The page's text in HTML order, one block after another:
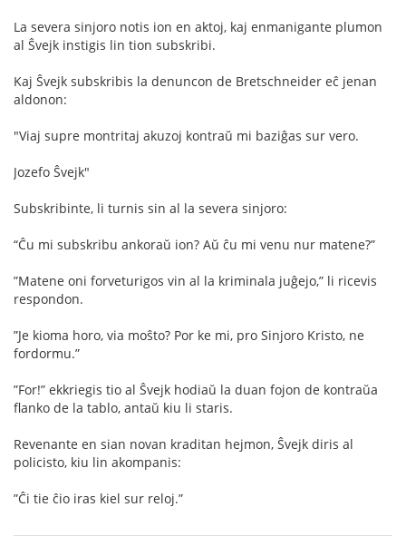
La severa sinjoro notis ion en aktoj, kaj enmanigante plumon
al Ŝvejk instigis lin tion subskribi.
Kaj Ŝvejk subskribis la denuncon de Bretschneider eĉ jenan
aldonon:
"Viaj supre montritaj akuzoj kontraŭ mi baziĝas sur vero.
Jozefo Ŝvejk"
Subskribinte, li turnis sin al la severa sinjoro:
“Ĉu mi subskribu ankoraŭ ion? Aŭ ĉu mi venu nur matene?”
”Matene oni forveturigos vin al la kriminala juĝejo,” li ricevis
respondon.
”Je kioma horo, via moŝto? Por ke mi, pro Sinjoro Kristo, ne
fordormu.”
”For!” ekkriegis tio al Ŝvejk hodiaŭ la duan fojon de kontraŭa
ﬂanko de la tablo, antaŭ kiu li staris.
Revenante en sian novan kraditan hejmon, Ŝvejk diris al
policisto, kiu lin akompanis:
”Ĉi tie ĉio iras kiel sur reloj.”